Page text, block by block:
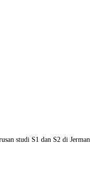
studi S1 dan S2 di Jerman.